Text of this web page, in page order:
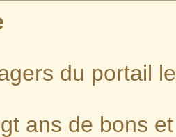
du portail
ans de bons